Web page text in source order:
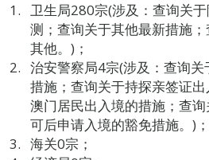
卫生局280宗(涉及：查询关
测；查询关于其他最新措施
其他。)；
治安警察局4宗(涉及：查询
措施；查询关于持探亲签证
澳门居民出入境的措施；查
可后申请入境的豁免措施。)；
海关0宗；